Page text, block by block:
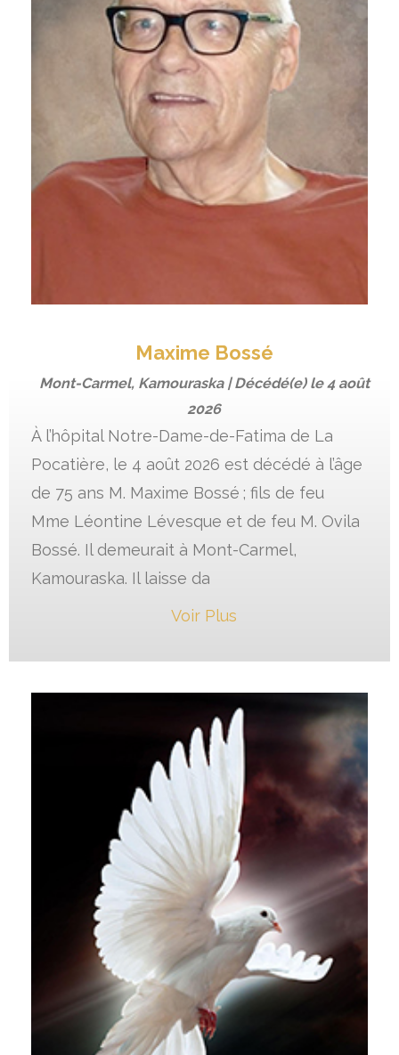
Maxime Bossé
Mont-Carmel, Kamouraska | Décédé(e) le4 août
2026
À l’hôpital Notre-Dame-de-Fatima de La
Pocatière, le 4 août 2026 est décédé à l’âge
de 75 ans M. Maxime Bossé ; fils de feu
Mme Léontine Lévesque et de feu M. Ovila
Bossé. Il demeurait à Mont-Carmel,
Kamouraska. Il laisse da
Voir Plus